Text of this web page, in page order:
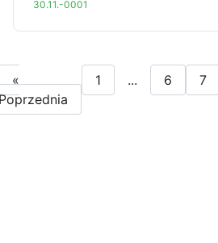
30.11.-0001
«
1 ... 6 7